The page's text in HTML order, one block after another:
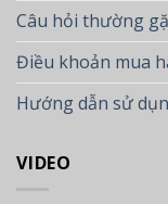
Câu hỏi thường
Điều khoản mua
Hướng dẫn sử
VIDEO